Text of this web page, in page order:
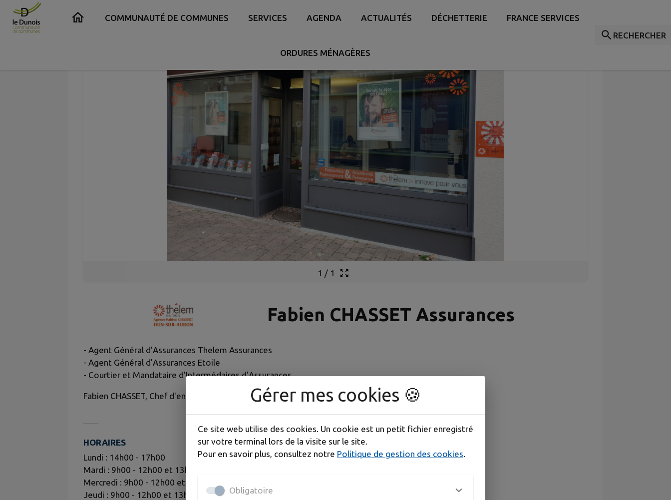
Contenu Menu Recherche Pied de page
COMMUNAUTÉ DE COMMUNES SERVICES AGENDA ACTUALITÉS DÉCHETTERIE FRANCE SERVICES
ORDURES MÉNAGÈRES
RECHERCHER
1 / 1
Fabien CHASSET Assurances
- Agent Général d’Assurances Thelem Assurances
- Agent Général d’Assurances Etoile
- Courtier et Mandataire d’Intermédaires d’Assurances
Fabien CHASSET, Chef d'entreprise
HORAIRES
Lundi : 14h00 - 17h00
Mardi : 9h00 - 12h00 et 13h30 - 18h00
Mercredi : 9h00 - 12h00 et 13h30 - 18h00
Jeudi : 9h00 - 12h00 et 13h30 - 18h00
Gérer mes cookies 🍪
Ce site web utilise des cookies. Un cookie est un petit fichier enregistré
sur votre terminal lors de la visite sur le site.
Pour en savoir plus, consultez notre Politique de gestion des cookies
Obligatoire